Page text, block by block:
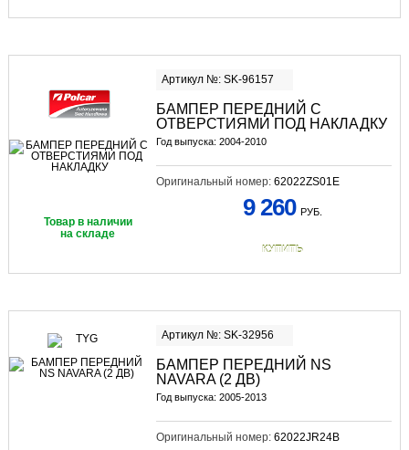
Артикул №: SK-96157
БАМПЕР ПЕРЕДНИЙ С
ОТВЕРСТИЯМИ ПОД НАКЛАДКУ
Год выпуска: 2004-2010
Оригинальный номер: 62022ZS01E
Товар в наличии
на складе
9 260 РУБ.
КУПИТЬ
Артикул №: SK-32956
БАМПЕР ПЕРЕДНИЙ NS
NAVARA (2 ДВ)
Год выпуска: 2005-2013
Оригинальный номер: 62022JR24B